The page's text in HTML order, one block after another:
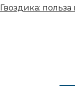
Гвоздика: